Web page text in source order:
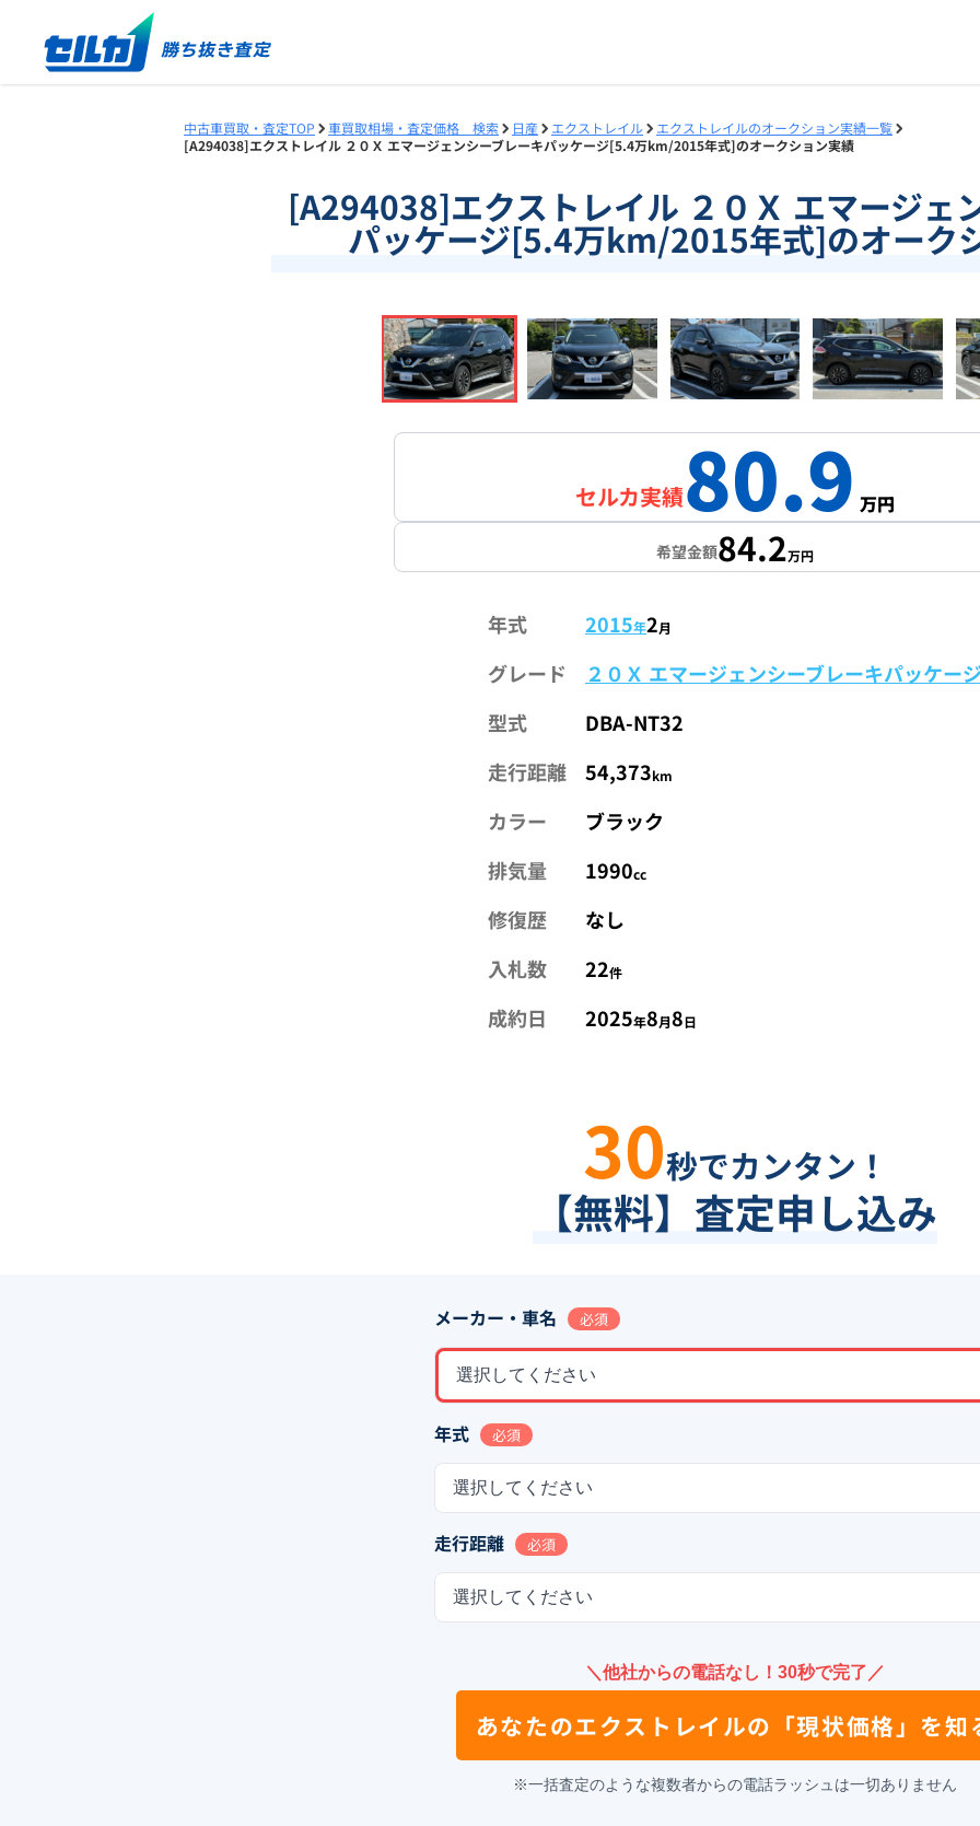
中古車買取・査定TOP 車買取相場・査定価格 検索 日産 エクストレイル
エクストレイルのオークション実績一覧
[A294038]エクストレイル ２０Ｘ エマージェンシーブレーキパッケージ[5.4万km/2015年式]のオークション実績
[A294038]エクストレイル ２０Ｘ エマージェ
パッケージ[5.4万km/2015年式]のオーク
セルカ実績80.9 万円
希望金額84.2万円
年式 2015年2月
グレード
２０Ｘ エマージェンシーブレーキパッケー
型式
DBA-NT32
走行距離
54,373km
カラー
ブラック
排気量
1990cc
修復歴
なし
入札数
22件
成約日 2025年8月8日
30秒でカンタン！
【無料】査定申し込み
メーカー・車名 必須
選択してください
年式 必須
選択してください
走行距離 必須
選択してください
＼他社からの電話なし！30秒で完了／
あなたのエクストレイルの 「現状価格」を知
※一括査定のような複数者からの電話ラッシュは一切ありません